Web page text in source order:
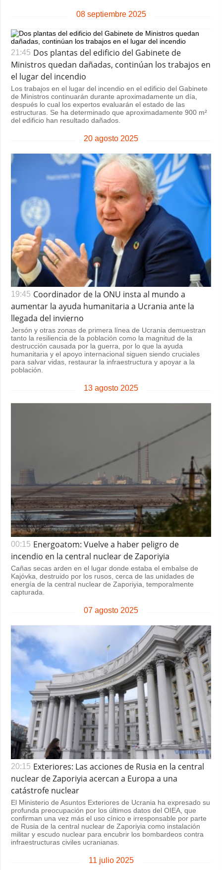
08 septiembre 2025
21:45 Dos plantas del edificio del Gabinete de
Ministros quedan dañadas, continúan los trabajos en
el lugar del incendio
Los trabajos en el lugar del incendio en el edificio del Gabinete
de Ministros continuarán durante aproximadamente un día,
después lo cual los expertos evaluarán el estado de las
estructuras. Se ha determinado que aproximadamente 900 m²
del edificio han resultado dañados.
20 agosto 2025
19:45 Coordinador de la ONU insta al mundo a
aumentar la ayuda humanitaria a Ucrania ante la
llegada del invierno
Jersón y otras zonas de primera línea de Ucrania demuestran
tanto la resiliencia de la población como la magnitud de la
destrucción causada por la guerra, por lo que la ayuda
humanitaria y el apoyo internacional siguen siendo cruciales
para salvar vidas, restaurar la infraestructura y apoyar a la
población.
13 agosto 2025
00:15 Energoatom: Vuelve a haber peligro de
incendio en la central nuclear de Zaporiyia
Cañas secas arden en el lugar donde estaba el embalse de
Kajóvka, destruido por los rusos, cerca de las unidades de
energía de la central nuclear de Zaporiyia, temporalmente
capturada.
07 agosto 2025
20:15 Exteriores: Las acciones de Rusia en la central
nuclear de Zaporiyia acercan a Europa a una
catástrofe nuclear
El Ministerio de Asuntos Exteriores de Ucrania ha expresado su
profunda preocupación por los últimos datos del OIEA, que
confirman una vez más el uso cínico e irresponsable por parte
de Rusia de la central nuclear de Zaporiyia como instalación
militar y escudo nuclear para encubrir los bombardeos contra
infraestructuras civiles ucranianas.
11 julio 2025